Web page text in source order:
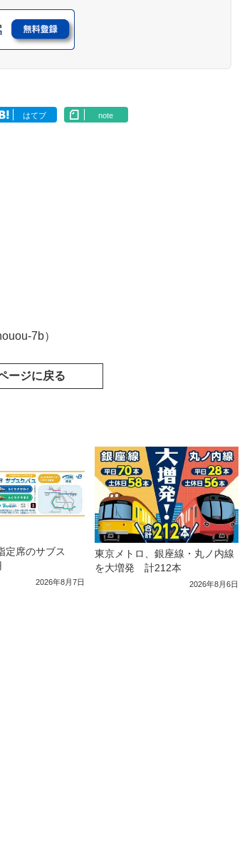
はてブ note
7b）
ージに戻る
定席のサブス
2026年8月7日
東京メトロ、銀座線・丸ノ内線
を大増発 計212本
2026年8月6日